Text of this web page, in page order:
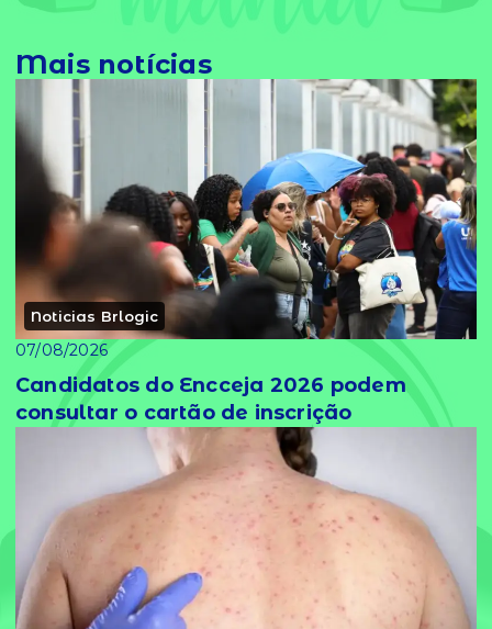
Mais notícias
Noticias Brlogic
07/08/2026
Candidatos do Encceja 2026 podem
consultar o cartão de inscrição